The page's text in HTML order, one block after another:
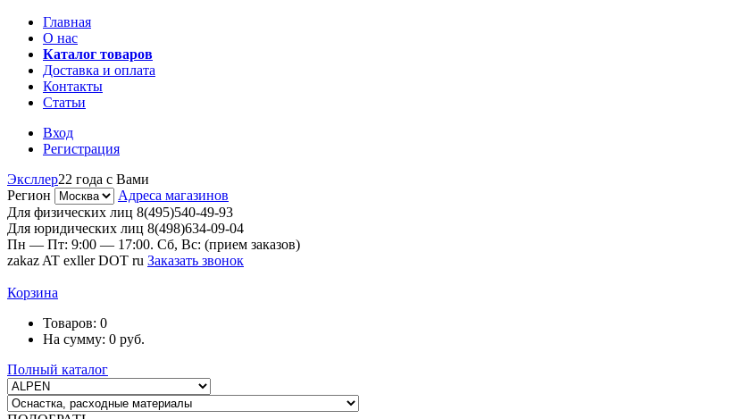
Главная
О нас
Каталог товаров
Доставка и оплата
Контакты
Статьи
Вход
Регистрация
Эксллер22 года с Вами
Регион
Адреса магазинов
Для физических лиц 8(495)540-49-93
Для юридических лиц 8(498)634-09-04
Пн — Пт: 9:00 — 17:00. Сб, Вс: (прием заказов)
zakaz AT exller DOT ru Заказать звонок
Корзина
Товаров: 0
На сумму: 0 руб.
Полный каталог